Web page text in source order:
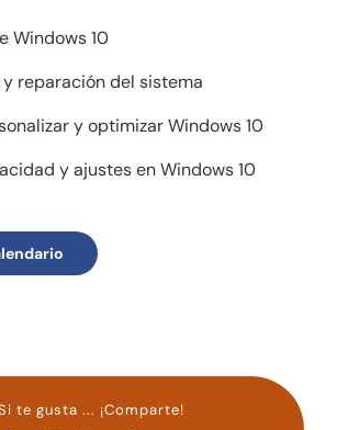
Windows 10
reparación del sistema
y optimizar Windows 10
y ajustes en Windows 10
te gusta ... ¡Comparte!